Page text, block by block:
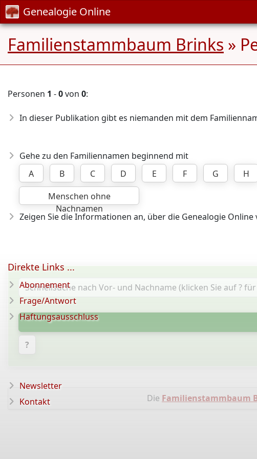
Genealogie Online
Familienstammbaum Brinks »
Personen 1 -0von 0:
In dieser Publikation gibt es niemanden mit dem
Gehe zu den Familiennamen beginnend mit
A
B C D E F G H
Menschen ohne
Nachnamen
Zeigen Sie die Informationen an, über die Genealogie
?
Die Familienstammbaum
Direkte Links ...
Abonnement
Frage/Antwort
Haftungsausschluss
Newsletter
Kontakt